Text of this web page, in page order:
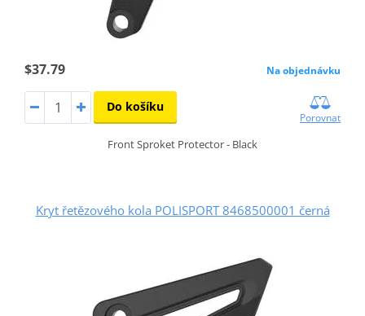
$37.79 Na objednávku
Do košíku
Porovnat
Front Sproket Protector - Black
Kryt řetězového kola POLISPORT 8468500001 černá